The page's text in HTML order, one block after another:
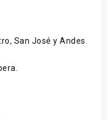
San José y Andes.